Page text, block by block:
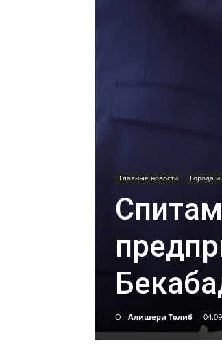
Главные новости Города
От Алишери Толиб -